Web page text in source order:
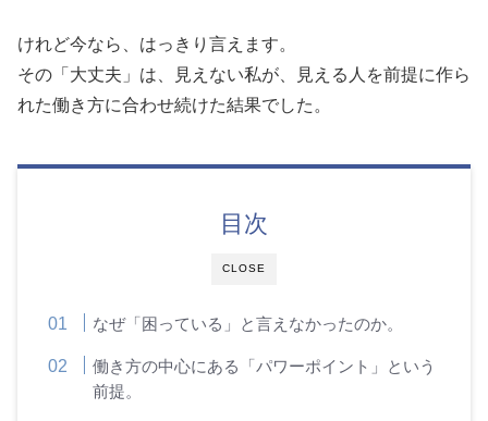
けれど今なら、はっきり言えます。
その「大丈夫」は、見えない私が、見える人を前提に作ら
れた働き方に合わせ続けた結果でした。
CLOSE
目次
なぜ「困っている」と言えなかったのか。
働き方の中心にある「パワーポイント」という
前提。